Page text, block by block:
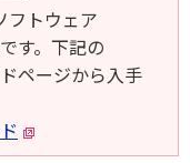
フトウェア
す。下記の
ページから入手